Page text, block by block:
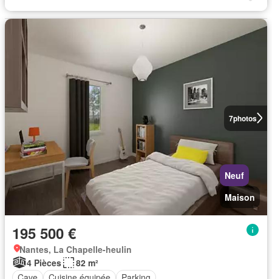
7photos
Neuf
Maison
195 500 €
Nantes, La Chapelle-heulin
4 Pièces
82 m²